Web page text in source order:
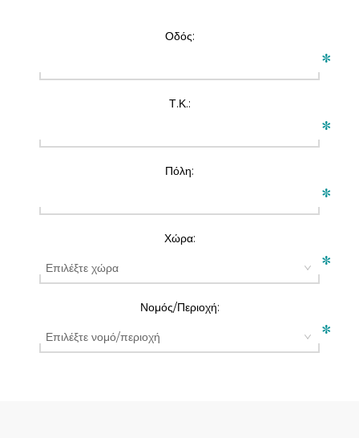
Οδός:
*
Τ.Κ.:
*
Πόλη:
*
Χώρα:
*
Νομός/Περιοχή:
*